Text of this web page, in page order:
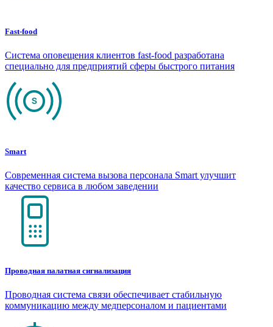
Fast-food
Система оповещения клиентов fast-food разработана
специально для предприятий сферы быстрого питания
Smart
Современная система вызова персонала Smart улучшит
качество сервиса в любом заведении
Проводная палатная сигнализация
Проводная система связи обеспечивает стабильную
коммуникацию между медперсоналом и пациентами